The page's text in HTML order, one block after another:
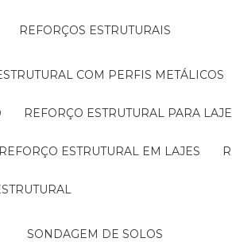
REFORÇOS ESTRUTURAIS
COM PERFIS METÁLICOS
REFORÇO ESTRUTURAL PARA LAJE
REFORÇO ESTRUTURAL EM LAJES
SONDAGEM DE SOLOS